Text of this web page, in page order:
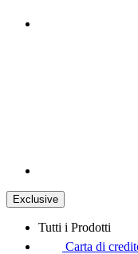
Exclusive
Tutti i Prodotti
Carta di